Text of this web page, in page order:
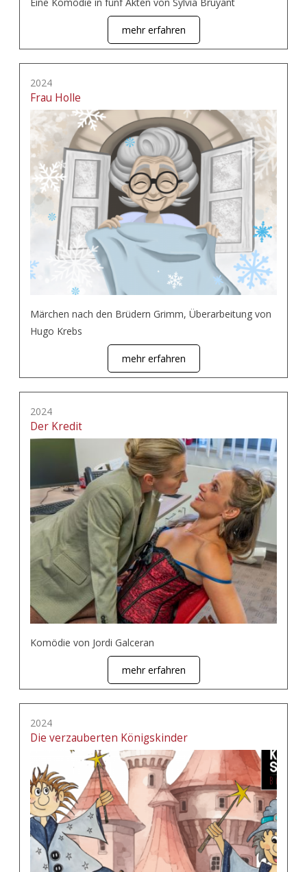
mehr erfahren
2024
Frau Holle
Märchen nach den Brüdern Grimm, Überarbeitung von
Hugo Krebs
mehr erfahren
2024
Der Kredit
Komödie von Jordi Galceran
mehr erfahren
2024
Die verzauberten Königskinder